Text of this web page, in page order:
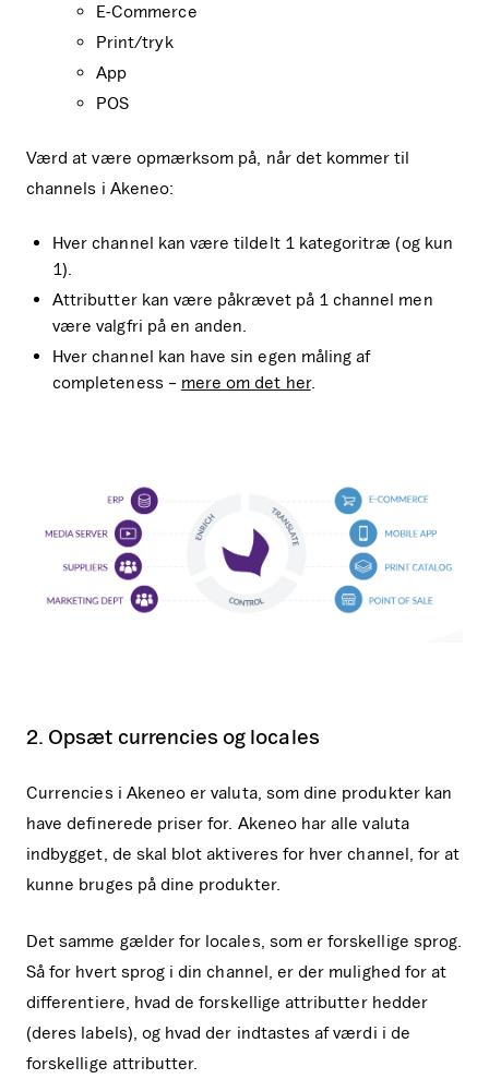
E-Commerce
Print/tryk
App
POS
Værd at være opmærksom på, når det kommer til
channels i Akeneo:
Hver channel kan være tildelt 1 kategoritræ (og kun
1).
Attributter kan være påkrævet på 1 channel men
være valgfri på en anden.
Hver channel kan have sin egen måling af
completeness – mere om det her.
2. Opsæt currencies og locales
Currencies i Akeneo er valuta, som dine produkter kan
have definerede priser for. Akeneo har alle valuta
indbygget, de skal blot aktiveres for hver channel, for at
kunne bruges på dine produkter.
Det samme gælder for locales, som er forskellige sprog.
Så for hvert sprog i din channel, er der mulighed for at
differentiere, hvad de forskellige attributter hedder
(deres labels), og hvad der indtastes af værdi i de
forskellige attributter.